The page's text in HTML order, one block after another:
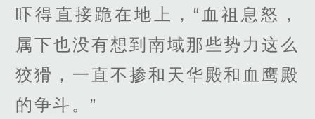
吓得直接跪在地上，“血祖息怒，
属下也没有想到南域那些势力这么
狡猾，一直不掺和天华殿和血鹰殿
的争斗。”